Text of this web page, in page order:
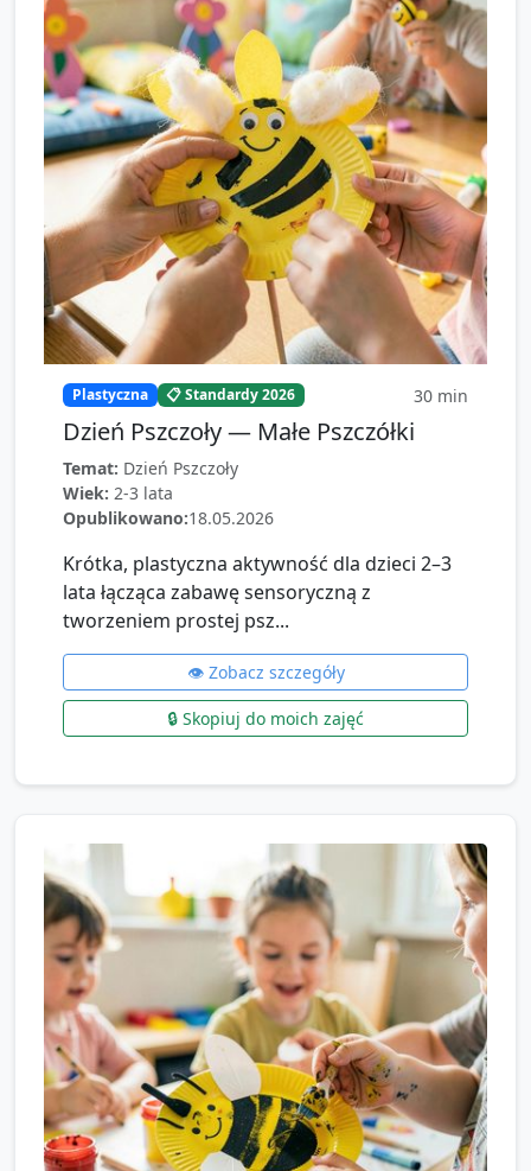
Plastyczna 📋 Standardy 2026 30 min
Dzień Pszczoły — Małe Pszczółki
Temat: Dzień Pszczoły
Wiek: 2-3 lata
Opublikowano:18.05.2026
Krótka, plastyczna aktywność dla dzieci 2–3
lata łącząca zabawę sensoryczną z
tworzeniem prostej psz...
👁️ Zobacz szczegóły
🔒 Skopiuj do moich zajęć